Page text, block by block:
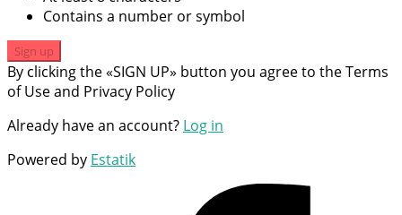
Contains a number or symbol
Sign up
By clicking the «SIGN UP» button you agree to the Terms
of Use and Privacy Policy
Already have an account? Log in
Powered by Estatik